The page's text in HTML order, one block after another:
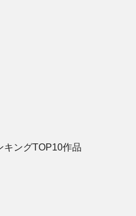
キングTOP10作品